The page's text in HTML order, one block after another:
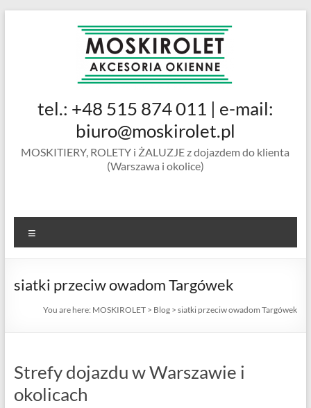
MOSKIROLET
siatki na
okienne |
ramkowe i
drzwiowe
tel.: +48 515 874 011 | e-mail:
biuro@moskirolet.pl
MOSKITIERY, ROLETY i ŻALUZJE z dojazdem do klienta
(Warszawa i okolice)
siatki przeciw owadom Targówek
You are here: MOSKIROLET > Blog >siatki przeciw owadom Targówek
Strefy dojazdu w Warszawie i
okolicach